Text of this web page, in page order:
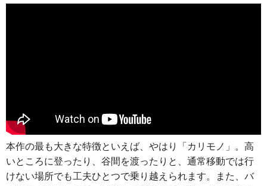
本作の最も大きな特徴といえば、やはり「カリモノ」。高
いところに登ったり、谷間を渡ったりと、通常移動では行
けない場所でも工夫ひとつで乗り越えられます。また、バ